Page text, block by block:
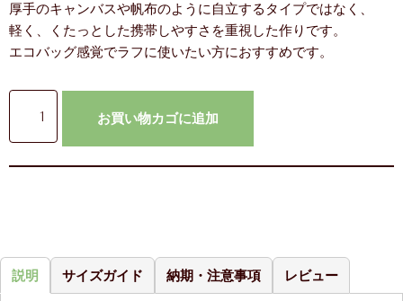
厚手のキャンバスや帆布のように自立するタイプではなく、
軽く、くたっとした携帯しやすさを重視した作りです。
エコバッグ感覚でラフに使いたい方におすすめです。
お買い物カゴに追加
説明 サイズガイド 納期・注意事項 レビュー